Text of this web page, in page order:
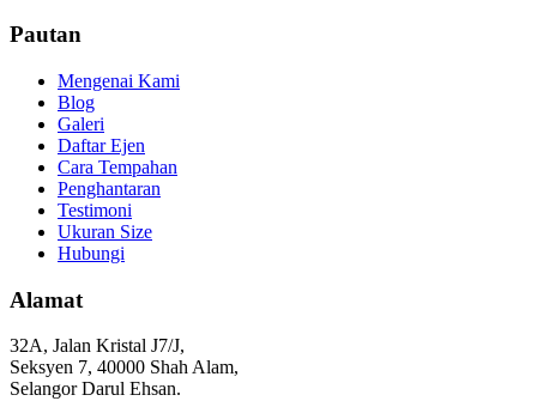
Pautan
Mengenai Kami
Blog
Galeri
Daftar Ejen
Cara Tempahan
Penghantaran
Testimoni
Ukuran Size
Hubungi
Alamat
32A, Jalan Kristal J7/J,
Seksyen 7, 40000 Shah Alam,
Selangor Darul Ehsan.